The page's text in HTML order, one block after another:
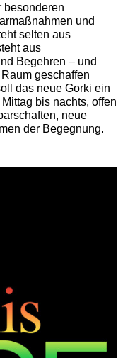
besonderen
und
selten aus
aus
Begehren – und
geschaffen
das neue Gorki ein
bis nachts, offen
neue
der Begegnung.